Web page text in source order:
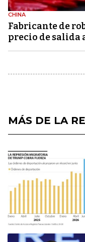
CHINA
Fabricante de
precio de salida
MÁS DE LA